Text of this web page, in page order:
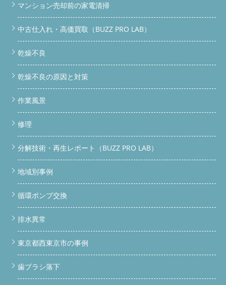
マンション売却前の家電清掃
中古仕入れ・高価買取（BUZZ PRO LAB）
乾燥不良
乾燥不良の原因と対策
作業風景
修理
分解技術・再生レポート（BUZZ PRO LAB）
地域別事例
循環ポンプ交換
排水異常
東京都西東京市の事例
歯ブラシ落下